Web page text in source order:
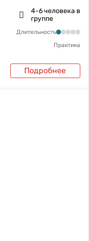
4-6 человека в
группе
Длительность
Практика
Подробнее